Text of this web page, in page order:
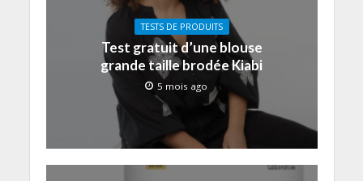
TESTS DE PRODUITS
Test gratuit d’une blouse
grande taille brodée Kiabi
5 mois ago